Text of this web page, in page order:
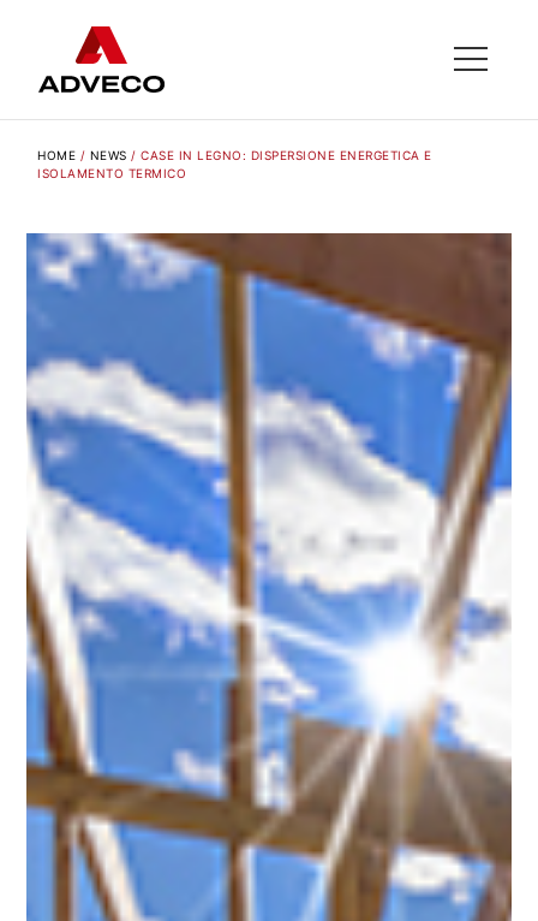
HOME / NEWS / CASE IN LEGNO: DISPERSIONE ENERGETICA E
ISOLAMENTO TERMICO